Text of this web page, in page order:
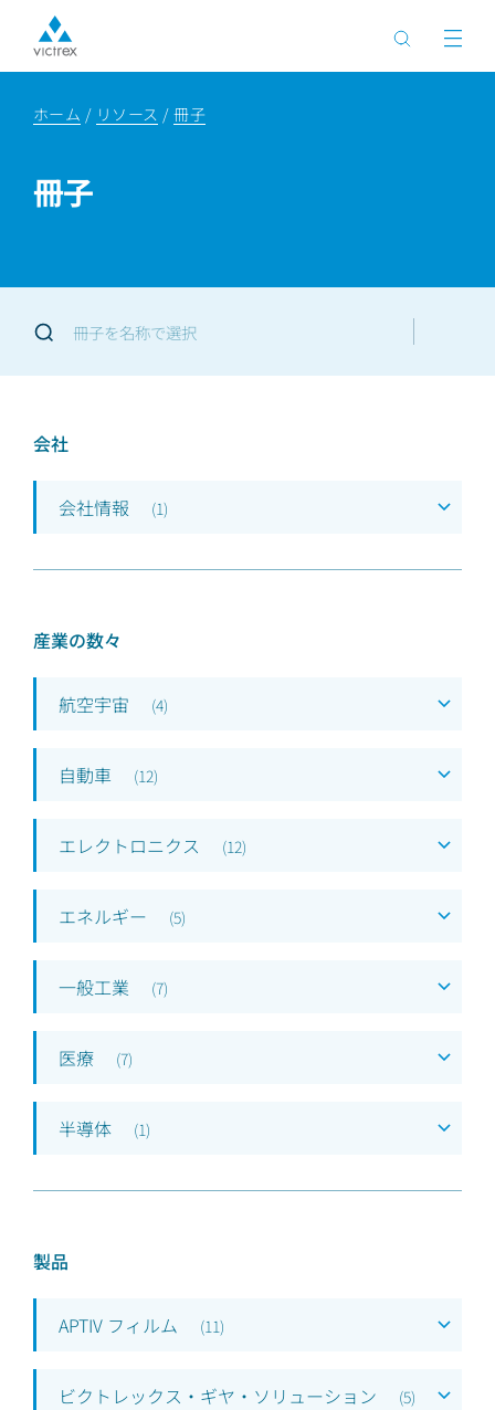
ホーム リソース 冊子
冊子
会社
会社情報 (1)
産業の数々
航空宇宙 (4)
自動車 (12)
エレクトロニクス (12)
エネルギー (5)
一般工業 (7)
医療 (7)
半導体 (1)
製品
APTIV フィルム (11)
ビクトレックス・ギヤ・ソリューション (5)